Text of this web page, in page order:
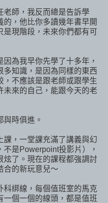
老師，我反而總是告訴學
的，他比你多讀幾年書早開
是現階段，未來你們都有可
因為我早你先學了十多年，
知識，是因為同樣的東西
，不應該是跟老師或跟學生
未來的自己，能跟今天的老
時俱進。
課，一堂課充滿了講義與幻
是Powerpoint投影片），
炫了。現在的課程都強調討
合的新玩意兒～
科綁線，每個值班室的馬克
一個一個的線頭，都是值班